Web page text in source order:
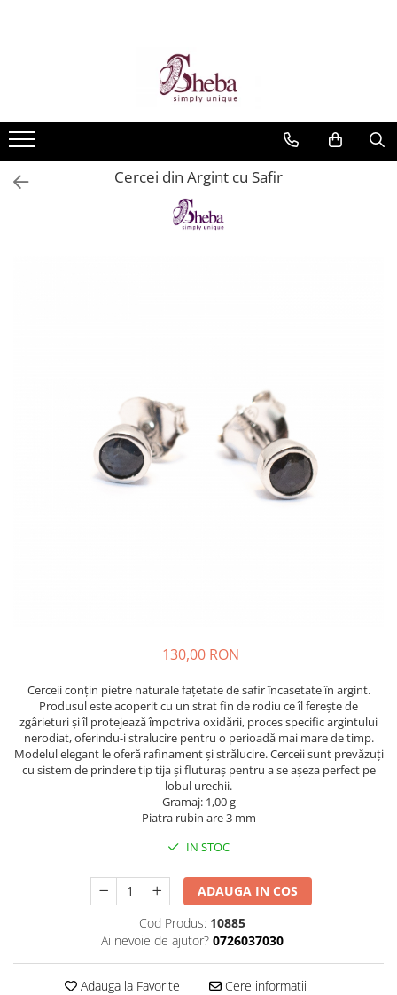
Cercei din Argint cu Safir
130,00 RON
Cerceii conțin pietre naturale fațetate de safir încasetate în argint.
Produsul este acoperit cu un strat fin de rodiu ce îl ferește de
zgârieturi și îl protejează împotriva oxidării, proces specific argintului
nerodiat, oferindu-i stralucire pentru o perioadă mai mare de timp.
Modelul elegant le oferă rafinament și strălucire. Cerceii sunt prevăzuți
cu sistem de prindere tip tija și fluturaș pentru a se așeza perfect pe
lobul urechii.
Gramaj: 1,00 g
Piatra rubin are 3 mm
IN STOC
ADAUGA IN COS
Cod Produs: 10885
Ai nevoie de ajutor? 0726037030
Adauga la Favorite Cere informatii